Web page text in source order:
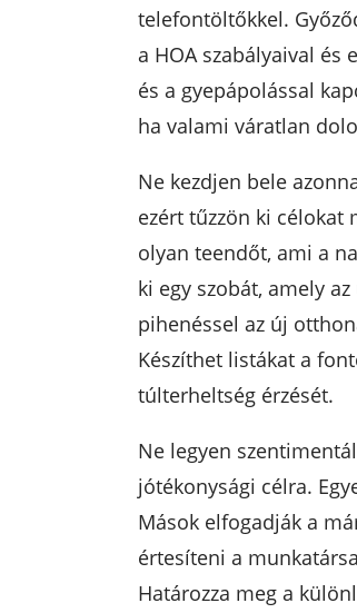
telefontöltőkkel.
a HOA szabályaival és
és a gyepápolással
ha valami váratlan
Ne kezdjen bele
ezért tűzzön ki
olyan teendőt, ami a
ki egy szobát, amely
pihenéssel az új
Készíthet listákat a
túlterheltség érzését.
Ne legyen
jótékonysági célra.
Mások elfogadják a
értesíteni a
Határozza meg a